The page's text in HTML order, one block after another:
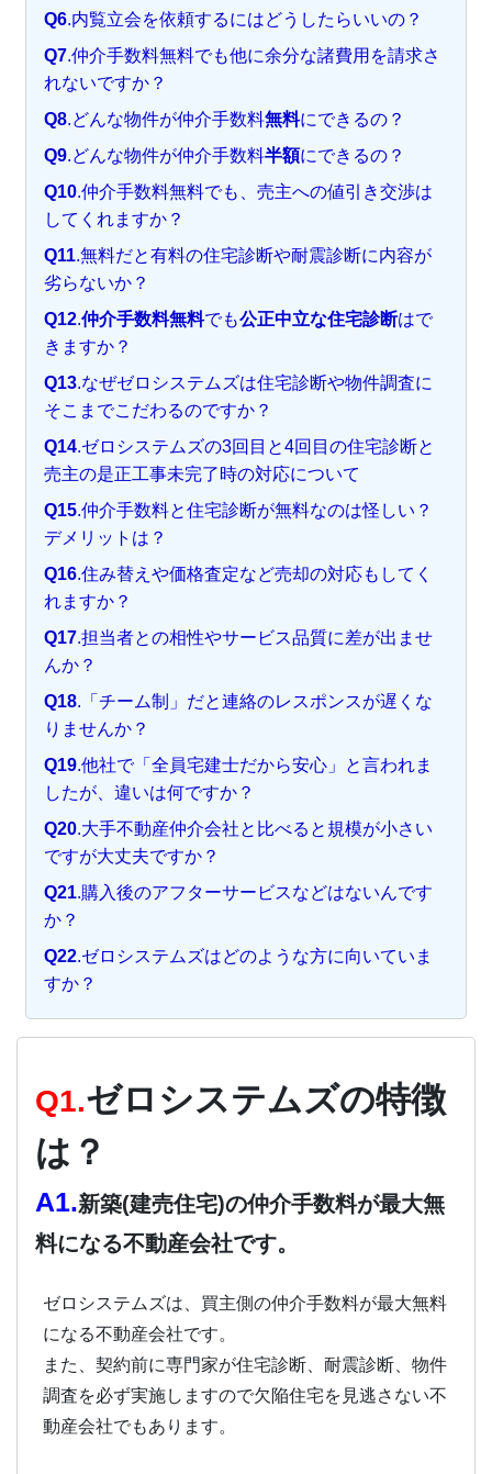
Q6.内覧立会を依頼するにはどうしたらいいの？
Q7.仲介手数料無料でも他に余分な諸費用を請求さ
れないですか？
Q8.どんな物件が仲介手数料無料にできるの？
Q9.どんな物件が仲介手数料半額にできるの？
Q10.仲介手数料無料でも、売主への値引き交渉は
してくれますか？
Q11.無料だと有料の住宅診断や耐震診断に内容が
劣らないか？
Q12.仲介手数料無料でも公正中立な住宅診断はで
きますか？
Q13.なぜゼロシステムズは住宅診断や物件調査に
そこまでこだわるのですか？
Q14.ゼロシステムズの3回目と4回目の住宅診断と
売主の是正工事未完了時の対応について
Q15.仲介手数料と住宅診断が無料なのは怪しい？
デメリットは？
Q16.住み替えや価格査定など売却の対応もしてく
れますか？
Q17.担当者との相性やサービス品質に差が出ませ
んか？
Q18.「チーム制」だと連絡のレスポンスが遅くな
りませんか？
Q19.他社で「全員宅建士だから安心」と言われま
したが、違いは何ですか？
Q20.大手不動産仲介会社と比べると規模が小さい
ですが大丈夫ですか？
Q21.購入後のアフターサービスなどはないんです
か？
Q22.ゼロシステムズはどのような方に向いていま
すか？
Q1.ゼロシステムズの特徴
は？
A1.新築(建売住宅)の仲介手数料が最大無
料になる不動産会社です。
ゼロシステムズは、買主側の仲介手数料が最大無料
になる不動産会社です。
また、契約前に専門家が住宅診断、耐震診断、物件
調査を必ず実施しますので欠陥住宅を見逃さない不
動産会社でもあります。